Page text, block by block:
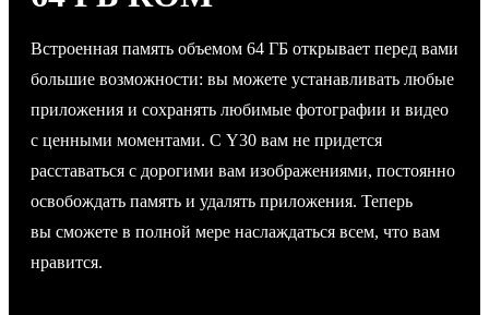
Встроенная память объемом 64 ГБ открывает перед вами
большие возможности: вы можете устанавливать любые
приложения и сохранять любимые фотографии и видео
с ценными моментами. С Y30 вам не придется
расставаться с дорогими вам изображениями, постоянно
освобождать память и удалять приложения. Теперь
вы сможете в полной мере наслаждаться всем, что вам
нравится.